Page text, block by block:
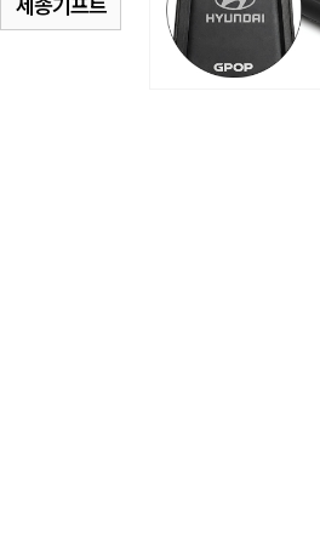
세종기프트